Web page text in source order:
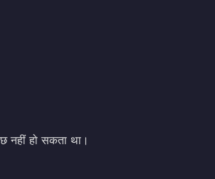
नहीं हो सकता था।